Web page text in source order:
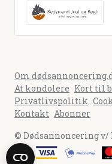
Om
At kondolere Kort til
Privatlivspolitik
Kontakt Abonner
© Dødsannoncering v/